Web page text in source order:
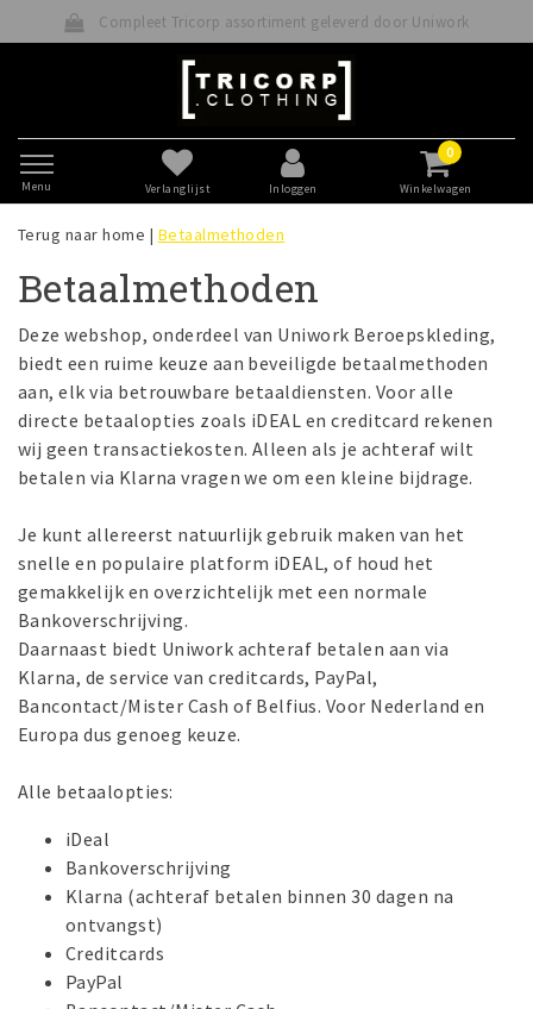
Tricorp assortiment geleverd door Uniwork
Menu Verlanglijst Inloggen
0
Winkelwagen
Terug naar home | Betaalmethoden
Betaalmethoden
Deze webshop, onderdeel van Uniwork Beroepskleding,
biedt een ruime keuze aan beveiligde betaalmethoden
aan, elk via betrouwbare betaaldiensten. Voor alle
directe betaalopties zoals iDEAL en creditcard rekenen
wij geen transactiekosten. Alleen als je achteraf wilt
betalen via Klarna vragen we om een kleine bijdrage.
Je kunt allereerst natuurlijk gebruik maken van het
snelle en populaire platform iDEAL, of houd het
gemakkelijk en overzichtelijk met een normale
Bankoverschrijving.
Daarnaast biedt Uniwork achteraf betalen aan via
Klarna, de service van creditcards, PayPal,
Bancontact/Mister Cash of Belfius. Voor Nederland en
Europa dus genoeg keuze.
Alle betaalopties:
iDeal
Bankoverschrijving
Klarna (achteraf betalen binnen 30 dagen na
ontvangst)
Creditcards
PayPal